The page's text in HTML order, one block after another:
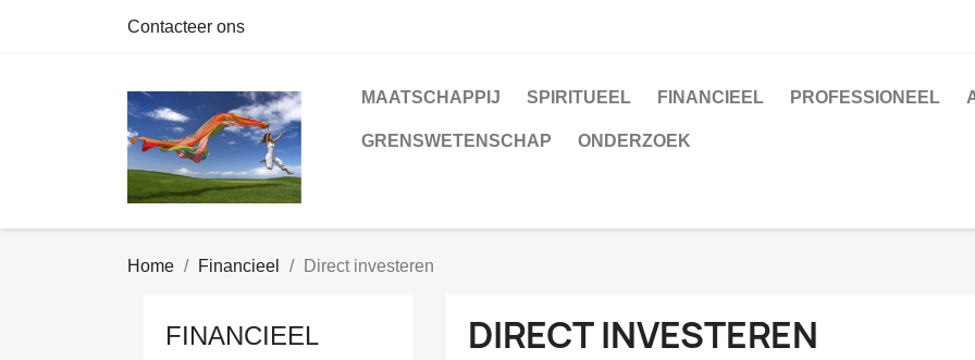
Contacteer ons
MAATSCHAPPIJ SPIRITUEEL FINANCIEEL PROFESSIONEEL
GRENSWETENSCHAP ONDERZOEK
Home Financieel Direct investeren
FINANCIEEL DIRECT INVESTEREN